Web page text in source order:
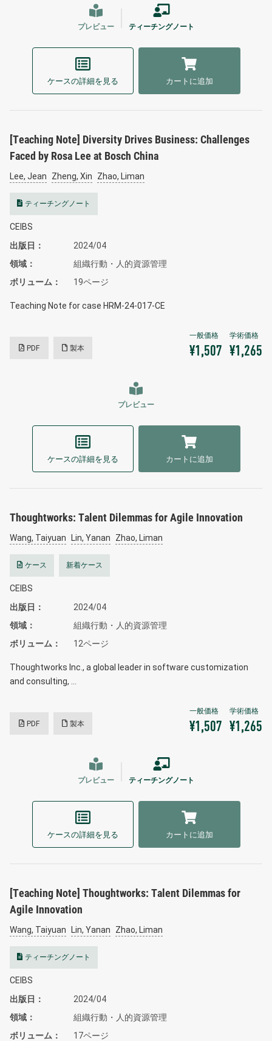
プレビュー ティーチングノート
ケースの詳細を見る カートに追加
[Teaching Note] Diversity Drives Business: Challenges
Faced by Rosa Lee at Bosch China
Lee, Jean Zheng, Xin Zhao, Liman
ティーチングノート
CEIBS
出版日
2024/04
領域
組織行動・人的資源管理
ボリューム
19ページ
Teaching Note for case HRM-24-017-CE
PDF 製本 ¥1,507 ¥1,265
プレビュー
ケースの詳細を見る カートに追加
Thoughtworks: Talent Dilemmas for Agile Innovation
Wang, Taiyuan Lin, Yanan Zhao, Liman
ケース 新着ケース
CEIBS
出版日
2024/04
領域
組織行動・人的資源管理
ボリューム
12ページ
Thoughtworks Inc., a global leader in software customization
and consulting, …
PDF 製本 ¥1,507 ¥1,265
プレビュー ティーチングノート
ケースの詳細を見る カートに追加
[Teaching Note] Thoughtworks: Talent Dilemmas for
Agile Innovation
Wang, Taiyuan Lin, Yanan Zhao, Liman
ティーチングノート
CEIBS
出版日
2024/04
領域
組織行動・人的資源管理
ボリューム
17ページ